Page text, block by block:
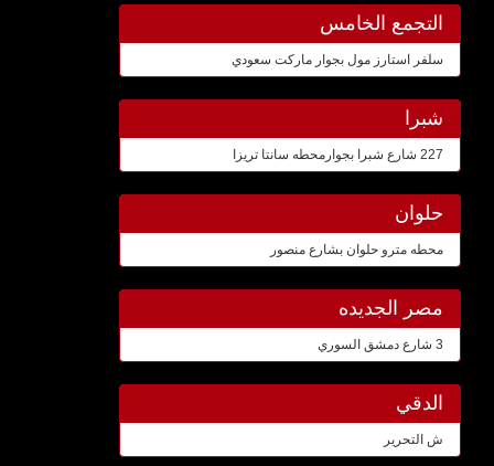
التجمع الخامس
سلفر استارز مول بجوار ماركت سعودي
شبرا
227 شارع شبرا بجوارمحطه سانتا تريزا
حلوان
محطه مترو حلوان بشارع منصور
مصر الجديده
3 شارع دمشق السوري
الدقي
ش التحرير